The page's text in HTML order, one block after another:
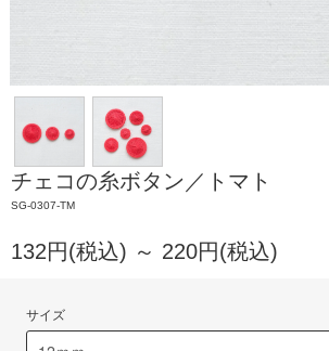
チェコの糸ボタン／トマト
SG-0307-TM
132円(税込) ～ 220円(税込)
サイズ